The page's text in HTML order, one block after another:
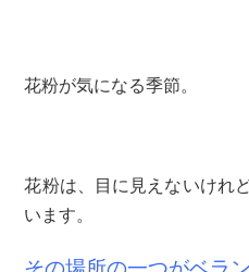
花粉が気になる季節。
花粉は、目に見えないけれ
います。